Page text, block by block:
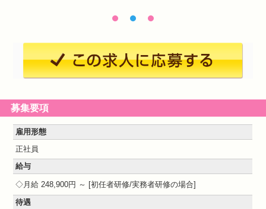
募集要項
雇用形態
正社員
給与
月給 248,900円 ～
初任者研修/実務者研修の場合
待遇